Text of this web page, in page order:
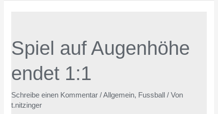
Spiel auf Augenhöhe
endet 1:1
Schreibe einen Kommentar /Allgemein, Fussball / Von
t.nitzinger
Augenhöhe
endet
1:1